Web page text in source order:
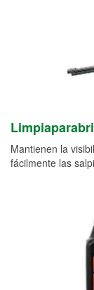
Mantienen la
fácilmente las